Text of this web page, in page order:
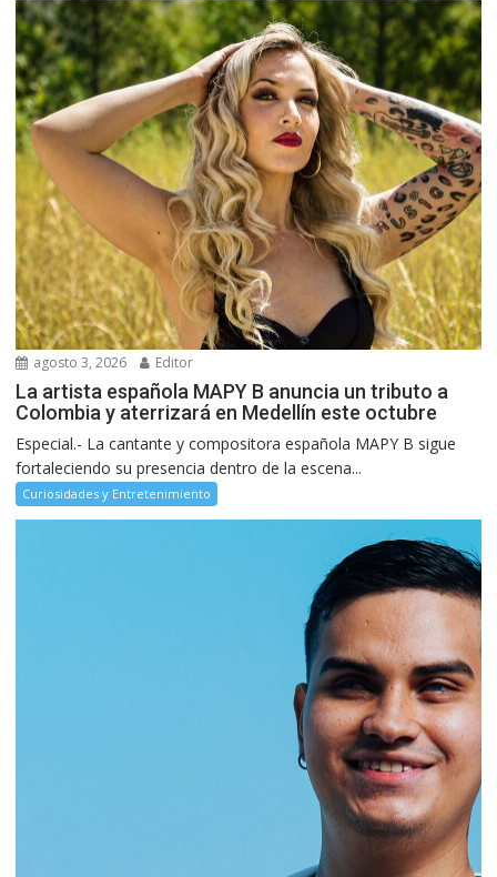
agosto 3, 2026 Editor
La artista española MAPY B anuncia un tributo a
Colombia y aterrizará en Medellín este octubre
Especial.- La cantante y compositora española MAPY B sigue
fortaleciendo su presencia dentro de la escena...
Curiosidades y Entretenimiento